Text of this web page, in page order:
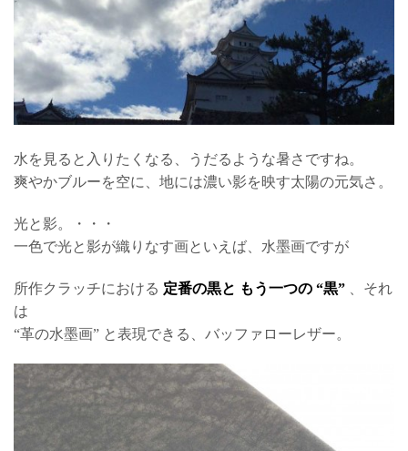
水を見ると入りたくなる、うだるような暑さですね。
爽やかブルーを空に、地には濃い影を映す太陽の元気さ。
光と影。・・・
一色で光と影が織りなす画といえば、水墨画ですが
所作クラッチにおける 定番の黒と もう一つの “黒” 、それ
は
“革の水墨画” と表現できる、バッファローレザー。